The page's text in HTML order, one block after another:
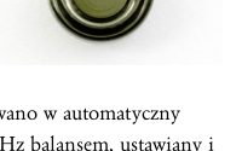
w automatyczny
balansem, ustawiany i